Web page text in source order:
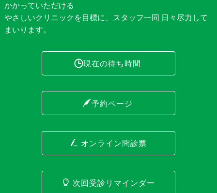
かかっていただける
やさしいクリニックを目標に、スタッフ一同 日々尽力して
まいります。
現在の待ち時間
予約ページ
オンライン問診票
次回受診リマインダー